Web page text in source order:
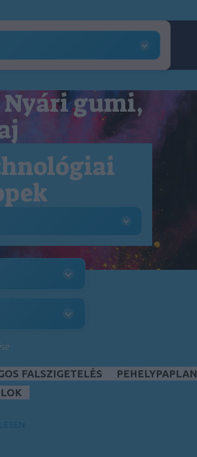
gumi,
FALSZIGETELÉS
PEHELYPAPLAN